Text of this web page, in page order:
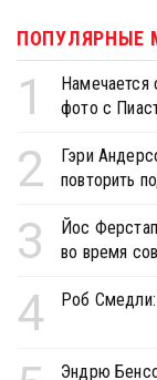
ПОПУЛЯРНЫЕ
1
Намечается
фото с
2
Гэри
повторить
3
Йос
во время
4 Роб Смедли:
Эндрю